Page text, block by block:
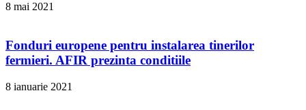
8 mai 2021
Fonduri europene pentru instalarea tinerilor
fermieri. AFIR prezinta conditiile
8 ianuarie 2021